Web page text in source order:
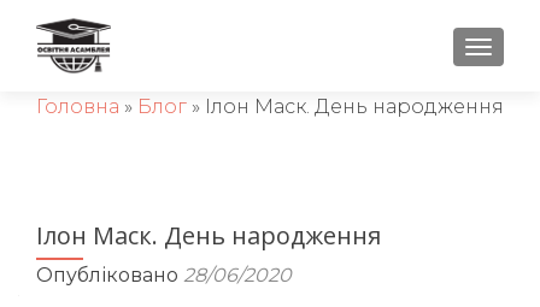
Головна » Блог » Ілон Маск. День народження
Ілон Маск. День народження
Опубліковано 28/06/2020